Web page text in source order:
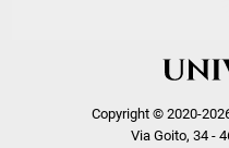
Copyright © 2020-
Via Goito, 34 -